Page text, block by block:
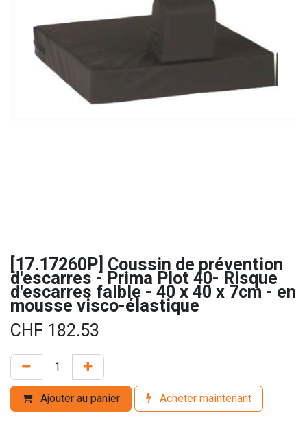
[17.17260P] Coussin de prévention
d'escarres - Prima Plot 40- Risque
d'escarres faible - 40 x 40 x 7cm - en
mousse visco-élastique
CHF 182.53
Ajouter au panier Acheter maintenant